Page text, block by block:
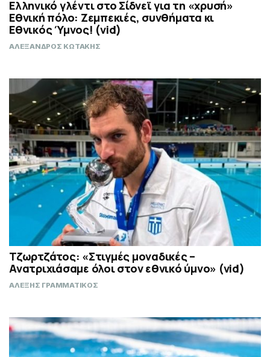
Ελληνικό γλέντι στο Σίδνεϊ για τη «χρυσή»
Εθνική πόλο: Ζεμπεκιές, συνθήματα κι
Εθνικός Ύμνος! (vid)
ΑΛΕΞΑΝΔΡΟΣ ΚΩΤΑΚΗΣ
Τζωρτζάτος: «Στιγμές μοναδικές –
Ανατριχιάσαμε όλοι στον εθνικό ύμνο» (vid)
ΑΛΕΞΗΣ ΓΡΑΜΜΑΤΙΚΟΣ